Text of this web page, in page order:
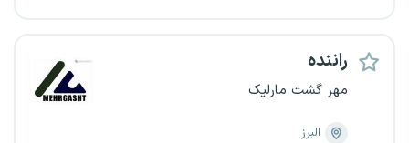
راننده
مهر گشت مارلیک
البرز